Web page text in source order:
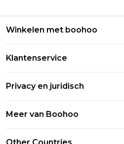
Winkelen met boohoo
Studentenkorting - Student
Studentenkorting -
Boohoo App
Maatgids
Klantenservice
Leveringsinformatie
Retourinformatie
Privacy en juridisch
Over cookies
Meer van Boohoo
Other Countries